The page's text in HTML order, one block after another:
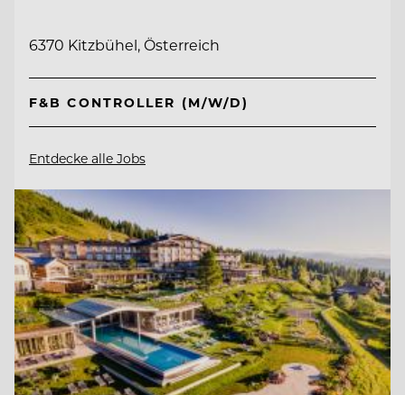
6370 Kitzbühel, Österreich
F&B CONTROLLER (M/W/D)
Entdecke alle Jobs